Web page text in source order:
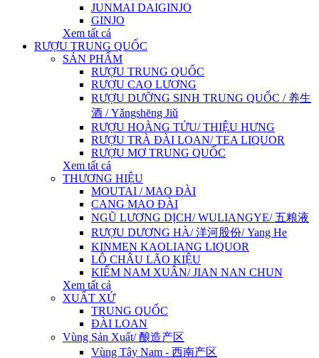
JUNMAI DAIGINJO
GINJO
Xem tất cả
RƯỢU TRUNG QUỐC
SẢN PHẨM
RƯỢU TRUNG QUỐC
RƯỢU CAO LƯƠNG
RƯỢU DƯỠNG SINH TRUNG QUỐC / 养生
酒 / Yǎngshēng Jiǔ
RƯỢU HOÀNG TỬU/ THIỆU HƯNG
RƯỢU TRÀ ĐÀI LOAN/ TEA LIQUOR
RƯỢU MƠ TRUNG QUỐC
Xem tất cả
THƯƠNG HIỆU
MOUTAI / MAO ĐÀI
CANG MAO ĐÀI
NGŨ LƯƠNG DỊCH/ WULIANGYE/ 五粮液
RƯỢU DƯƠNG HÀ/ 洋河股份/ Yang He
KINMEN KAOLIANG LIQUOR
LÔ CHÂU LÃO KIỆU
KIẾM NAM XUÂN/ JIAN NAN CHUN
Xem tất cả
XUẤT XỨ
TRUNG QUỐC
ĐÀI LOAN
Vùng Sản Xuất/ 酿造产区
Vùng Tây Nam - 西南产区